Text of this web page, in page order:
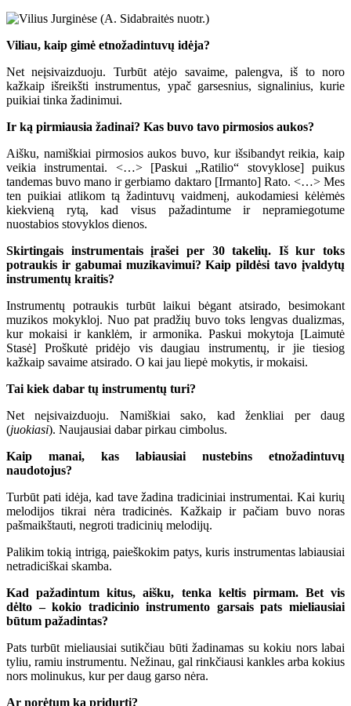
Viliau, kaip gimė etnožadintuvų idėja?
Net neįsivaizduoju. Turbūt atėjo savaime, palengva, iš to noro
kažkaip išreikšti instrumentus, ypač garsesnius, signalinius, kurie
puikiai tinka žadinimui.
Ir ką pirmiausia žadinai? Kas buvo tavo pirmosios aukos?
Aišku, namiškiai pirmosios aukos buvo, kur išsibandyt reikia, kaip
veikia instrumentai. <…> [Paskui „Ratilio“ stovyklose] puikus
tandemas buvo mano ir gerbiamo daktaro [Irmanto] Rato. <…> Mes
ten puikiai atlikom tą žadintuvų vaidmenį, aukodamiesi kėlėmės
kiekvieną rytą, kad visus pažadintume ir nepramiegotume
nuostabios stovyklos dienos.
Skirtingais instrumentais įrašei per 30 takelių. Iš kur toks
potraukis ir gabumai muzikavimui? Kaip pildėsi tavo įvaldytų
instrumentų kraitis?
Instrumentų potraukis turbūt laikui bėgant atsirado, besimokant
muzikos mokykloj. Nuo pat pradžių buvo toks lengvas dualizmas,
kur mokaisi ir kanklėm, ir armonika. Paskui mokytoja [Laimutė
Stasė] Proškutė pridėjo vis daugiau instrumentų, ir jie tiesiog
kažkaip savaime atsirado. O kai jau liepė mokytis, ir mokaisi.
Tai kiek dabar tų instrumentų turi?
Net neįsivaizduoju. Namiškiai sako, kad ženkliai per daug
(juokiasi). Naujausiai dabar pirkau cimbolus.
Kaip manai, kas labiausiai nustebins etnožadintuvų
naudotojus?
Turbūt pati idėja, kad tave žadina tradiciniai instrumentai. Kai kurių
melodijos tikrai nėra tradicinės. Kažkaip ir pačiam buvo noras
pašmaikštauti, negroti tradicinių melodijų.
Palikim tokią intrigą, paieškokim patys, kuris instrumentas labiausiai
netradiciškai skamba.
Kad pažadintum kitus, aišku, tenka keltis pirmam. Bet vis
dėlto – kokio tradicinio instrumento garsais pats mieliausiai
būtum pažadintas?
Pats turbūt mieliausiai sutikčiau būti žadinamas su kokiu nors labai
tyliu, ramiu instrumentu. Nežinau, gal rinkčiausi kankles arba kokius
nors molinukus, kur per daug garso nėra.
Ar norėtum ką pridurti?